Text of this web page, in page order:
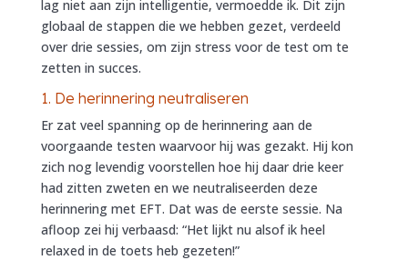
lag niet aan zijn intelligentie, vermoedde ik. Dit zijn
globaal de stappen die we hebben gezet, verdeeld
over drie sessies, om zijn stress voor de test om te
zetten in succes.
1. De herinnering neutraliseren
Er zat veel spanning op de herinnering aan de
voorgaande testen waarvoor hij was gezakt. Hij kon
zich nog levendig voorstellen hoe hij daar drie keer
had zitten zweten en we neutraliseerden deze
herinnering met EFT. Dat was de eerste sessie. Na
afloop zei hij verbaasd: “Het lijkt nu alsof ik heel
relaxed in de toets heb gezeten!”